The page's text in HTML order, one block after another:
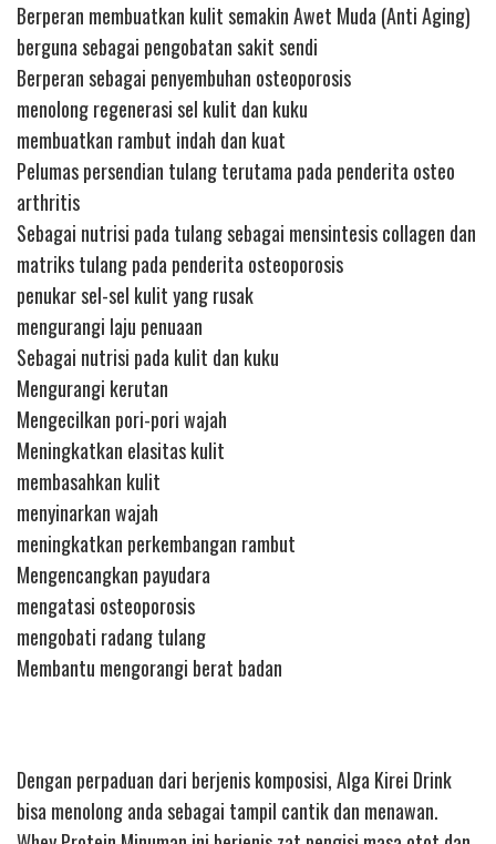
Berperan membuatkan kulit semakin Awet Muda (Anti Aging)
berguna sebagai pengobatan sakit sendi
Berperan sebagai penyembuhan osteoporosis
menolong regenerasi sel kulit dan kuku
membuatkan rambut indah dan kuat
Pelumas persendian tulang terutama pada penderita osteo
arthritis
Sebagai nutrisi pada tulang sebagai mensintesis collagen dan
matriks tulang pada penderita osteoporosis
penukar sel-sel kulit yang rusak
mengurangi laju penuaan
Sebagai nutrisi pada kulit dan kuku
Mengurangi kerutan
Mengecilkan pori-pori wajah
Meningkatkan elasitas kulit
membasahkan kulit
menyinarkan wajah
meningkatkan perkembangan rambut
Mengencangkan payudara
mengatasi osteoporosis
mengobati radang tulang
Membantu mengorangi berat badan
Dengan perpaduan dari berjenis komposisi, Alga Kirei Drink
bisa menolong anda sebagai tampil cantik dan menawan.